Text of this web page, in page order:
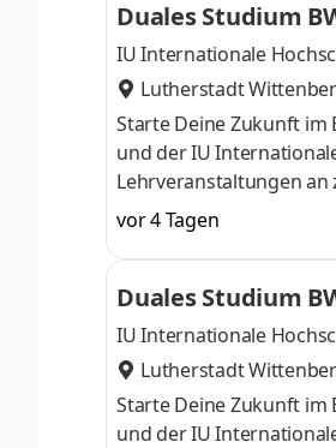
Duales Studium
IU Internationale
Lutherstadt
Starte Deine Zukunft im
und der IU
Lehrveranstaltungen an
Dein Wissen gezielt zu
individuelle
für Markttrends.
entwickeln. Dabei
vor 4 Tagen
Duales Studium
IU Internationale
Lutherstadt
Starte Deine Zukunft im
und der IU